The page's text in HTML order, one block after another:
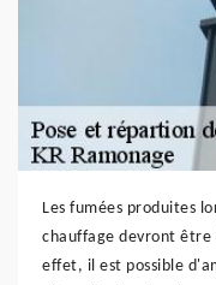
Les fumées produites
chauffage devront être
effet, il est possible